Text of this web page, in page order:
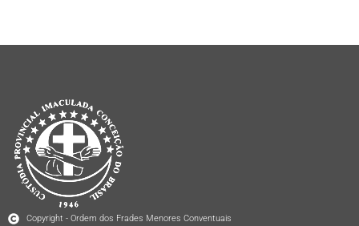
Copyright - Ordem dos Frades Menores Conventuais